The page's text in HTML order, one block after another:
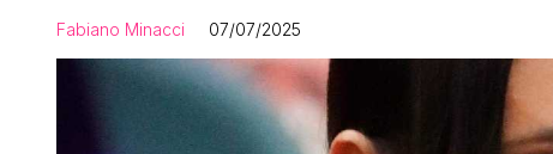
Fabiano Minacci 07/07/2025